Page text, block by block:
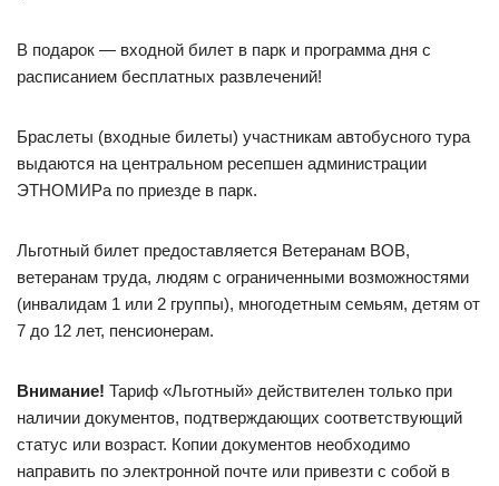
В подарок — входной билет в парк и программа дня с
расписанием бесплатных развлечений!
Браслеты (входные билеты) участникам автобусного тура
выдаются на центральном ресепшен администрации
ЭТНОМИРа по приезде в парк.
Льготный билет предоставляется Ветеранам ВОВ,
ветеранам труда, людям с ограниченными возможностями
(инвалидам 1 или 2 группы), многодетным семьям, детям от
7 до 12 лет, пенсионерам.
Внимание! Тариф «Льготный» действителен только при
наличии документов, подтверждающих соответствующий
статус или возраст. Копии документов необходимо
направить по электронной почте или привезти с собой в